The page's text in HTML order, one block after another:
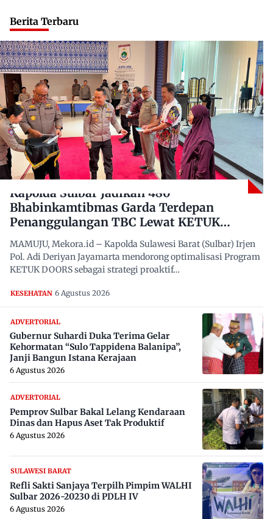
Berita Terbaru
Kapolda Sulbar Jadikan 480
Bhabinkamtibmas Garda Terdepan
Penanggulangan TBC Lewat KETUK
DOORS di 650 Desa
MAMUJU, Mekora.id – Kapolda Sulawesi Barat (Sulbar) Irjen
Pol. Adi Deriyan Jayamarta mendorong optimalisasi Program
KETUK DOORS sebagai strategi proaktif…
KESEHATAN 6 Agustus 2026
ADVERTORIAL
Gubernur Suhardi Duka Terima Gelar
Kehormatan “Sulo Tappidena Balanipa”,
Janji Bangun Istana Kerajaan
6 Agustus 2026
ADVERTORIAL
Pemprov Sulbar Bakal Lelang Kendaraan
Dinas dan Hapus Aset Tak Produktif
6 Agustus 2026
SULAWESI BARAT
Refli Sakti Sanjaya Terpilh Pimpim WALHI
Sulbar 2026-20230 di PDLH IV
6 Agustus 2026